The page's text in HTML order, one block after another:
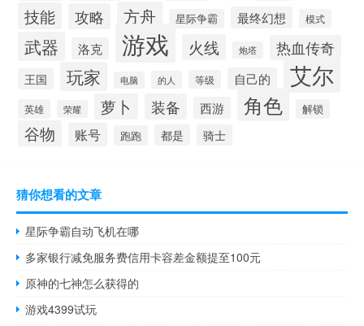
技能 攻略 方舟 星际争霸 最终幻想 模式
武器 洛克 游戏 火线 炮塔 热血传奇
王国 玩家 电脑 的人 等级 自己的 艾尔
英雄 荣耀 萝卜 装备 西游 角色 解锁
谷物 账号 跑跑 都是 骑士
猜你想看的文章
星际争霸自动飞机在哪
多家银行减免服务费信用卡容差金额提至100元
原神的七神怎么获得的
游戏4399试玩